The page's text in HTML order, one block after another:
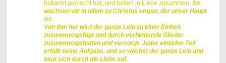
bekannt gemacht hat, und halten in Liebe zusammen. So
wachsen wir in allem zu Christus empor, der unser Haupt
ist.
Von ihm her wird der ganze Leib zu einer Einheit
zusammengefügt und durch verbindende Glieder
zusammengehalten und versorgt. Jeder einzelne Teil
erfüllt seine Aufgabe, und so wächst der ganze Leib und
baut sich durch die Liebe auf.